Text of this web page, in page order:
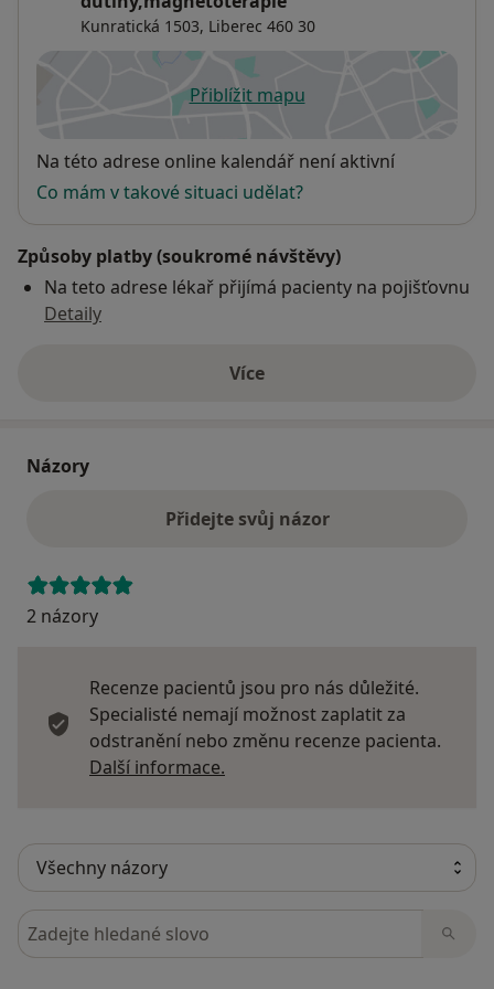
západní medicina, nedá říci.
Jsem první rok v důchodovém věku a umožní-li mne to
zdraví, doufám, že pomohu tímto způsobem léčby
ještě mnoha pacientům.
Kunratická 1503, Liberec 460 30
Přiblížit mapuse otevře v nové záložce
Dostupnost
Na této adrese online kalendář není aktivní
Co mám v takové situaci udělat?
Způsoby platby (soukromé návštěvy)
Na teto adrese lékař přijímá pacienty na pojišťovnu
Detaily
Víceo adrese
Názory
Přidejte svůj názor
2 názory
Recenze pacientů jsou pro nás důležité.
Specialisté nemají možnost zaplatit za
odstranění nebo změnu recenze pacienta.
Další informace.
Hledejte v názorech